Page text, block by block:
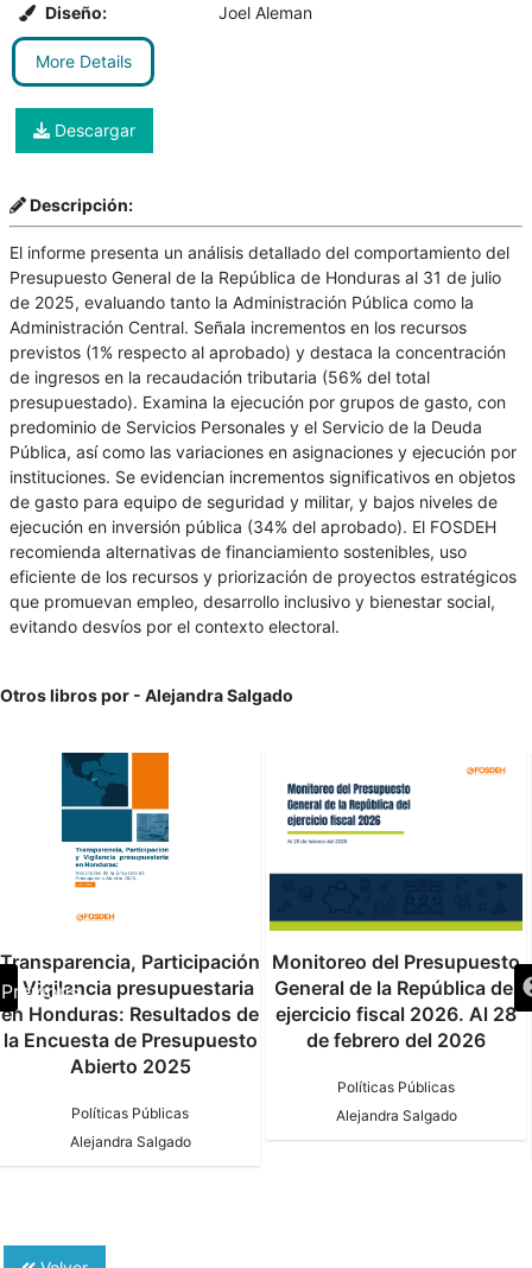
Diseño:
Joel Aleman
More Details
Descargar
Descripción:
El informe presenta un análisis detallado del comportamiento del
Presupuesto General de la República de Honduras al 31 de julio
de 2025, evaluando tanto la Administración Pública como la
Administración Central. Señala incrementos en los recursos
previstos (1% respecto al aprobado) y destaca la concentración
de ingresos en la recaudación tributaria (56% del total
presupuestado). Examina la ejecución por grupos de gasto, con
predominio de Servicios Personales y el Servicio de la Deuda
Pública, así como las variaciones en asignaciones y ejecución por
instituciones. Se evidencian incrementos significativos en objetos
de gasto para equipo de seguridad y militar, y bajos niveles de
ejecución en inversión pública (34% del aprobado). El FOSDEH
recomienda alternativas de financiamiento sostenibles, uso
eficiente de los recursos y priorización de proyectos estratégicos
que promuevan empleo, desarrollo inclusivo y bienestar social,
evitando desvíos por el contexto electoral.
Otros libros por - Alejandra Salgado
Previous
Transparencia, Participación
y Vigilancia presupuestaria
en Honduras: Resultados de
la Encuesta de Presupuesto
Abierto 2025
Políticas Públicas
Alejandra Salgado
Monitoreo del Presupuesto
General de la República del
ejercicio fiscal 2026. Al 28
de febrero del 2026
Políticas Públicas
Alejandra Salgado